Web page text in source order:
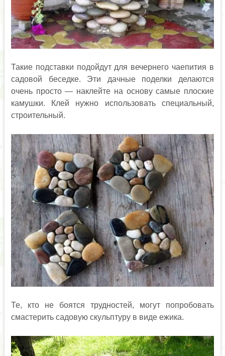
Такие подставки подойдут для вечернего чаепития в
садовой беседке. Эти дачные поделки делаются
очень просто — наклейте на основу самые плоские
камушки. Клей нужно использовать специальный,
строительный.
Те, кто не боятся трудностей, могут попробовать
смастерить садовую скульптуру в виде ежика.